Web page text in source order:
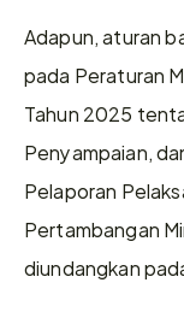
Adapun, aturan
pada Peraturan
Tahun 2025
Penyampaian,
Pelaporan
Pertambangan
diundangkan